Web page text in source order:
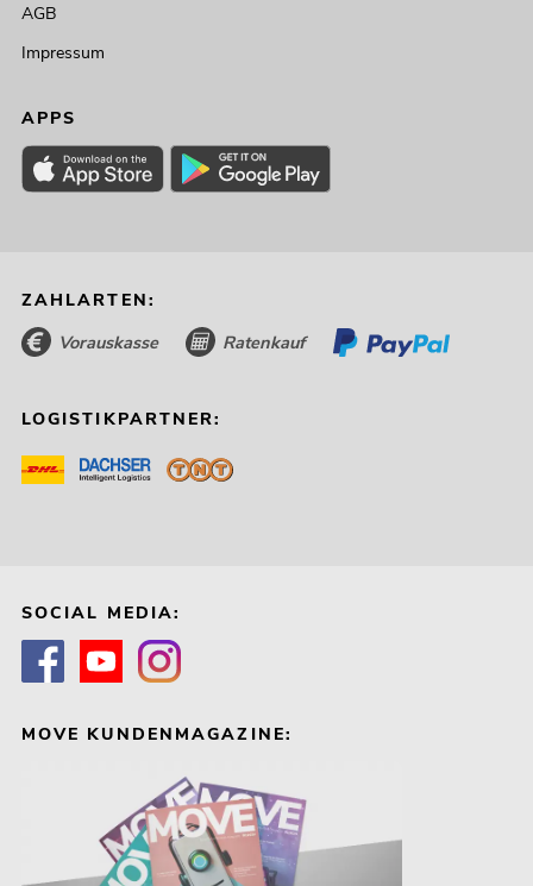
AGB
Impressum
APPS
ZAHLARTEN:
Vorauskasse Ratenkauf
LOGISTIKPARTNER:
SOCIAL MEDIA:
MOVE KUNDENMAGAZINE: